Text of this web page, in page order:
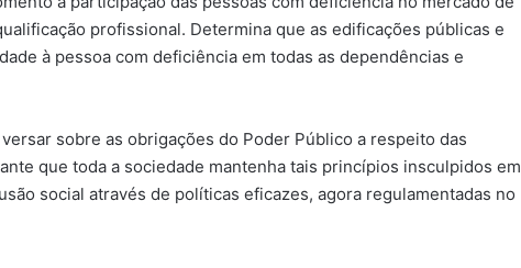
profissional. Determina que as edificações públicas e
à pessoa com deficiência em todas as dependências e
sobre as obrigações do Poder Público a respeito das
que toda a sociedade mantenha tais princípios insculpidos em
social através de políticas eficazes, agora regulamentadas no